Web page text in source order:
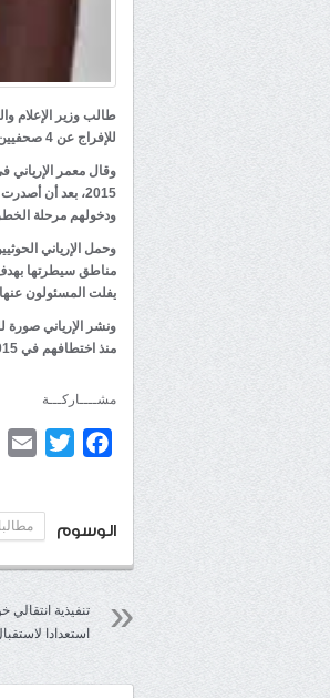
طالب وزير الإعلام
للإفراج عن 4 صحفيين، بعد أن صدرت بحقهم أوامر بالإعدام.
وقال معمر الإرياني
2015، بعد أن
ودخولهم مرحلة
وحمل الإرياني
مناطق سيطرتها بهدف
يفلت المسئولون
ونشر الإرياني صورة
منذ اختطافهم في 2015″.
مشــــاركـــة
Facebook
الوسوم
تنفيذية
استعدادا